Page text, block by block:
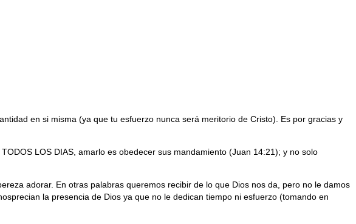
en si misma (ya que tu esfuerzo nunca será meritorio de Cristo). Es por gracias y
LOS DIAS, amarlo es obedecer sus mandamiento (Juan 14:21); y no solo
adorar. En otras palabras queremos recibir de lo que Dios nos da, pero no le damos
la presencia de Dios ya que no le dedican tiempo ni esfuerzo (tomando en